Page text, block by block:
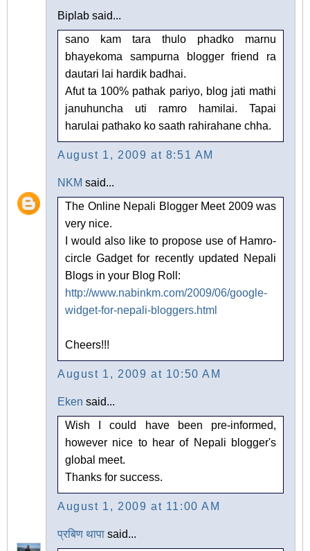
Biplab said...
sano kam tara thulo phadko marnu
bhayekoma sampurna blogger friend ra
dautari lai hardik badhai.
Afut ta 100% pathak pariyo, blog jati mathi
januhuncha uti ramro hamilai. Tapai
harulai pathako ko saath rahirahane chha.
August 1, 2009 at 8:51 AM
NKM said...
The Online Nepali Blogger Meet 2009 was
very nice.
I would also like to propose use of Hamro-
circle Gadget for recently updated Nepali
Blogs in your Blog Roll:
http://www.nabinkm.com/2009/06/google-
widget-for-nepali-bloggers.html
Cheers!!!
August 1, 2009 at 10:50 AM
Eken said...
Wish I could have been pre-informed,
however nice to hear of Nepali blogger's
global meet.
Thanks for success.
August 1, 2009 at 11:00 AM
प्रबिण थापा said...